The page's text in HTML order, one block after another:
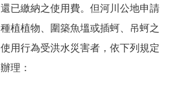
還已繳納之使用費。但河川公地申請
種植植物、圍築魚塭或插蚵、吊蚵之
使用行為受洪水災害者，依下列規定
辦理：